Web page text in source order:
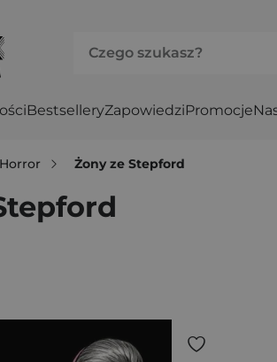
BestselleryZapowiedziPromocje
Horror Żony ze Stepford